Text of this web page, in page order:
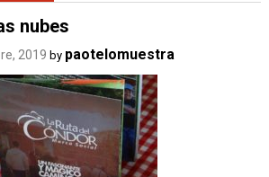
nubes
2019 by paotelomuestra